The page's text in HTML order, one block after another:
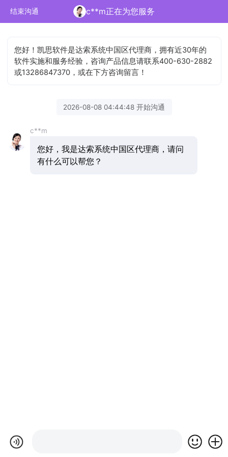
结束沟通 c**m正在为您服务
您好！凯思软件是达索系统中国区代理商，拥有近30年的
软件实施和服务经验，咨询产品信息请联系400-630-2882
或13286847370，或在下方咨询留言！
2026-08-08 04:44:48 开始沟通
c**m
您好，我是达索系统中国区代理商，请问
有什么可以帮您？